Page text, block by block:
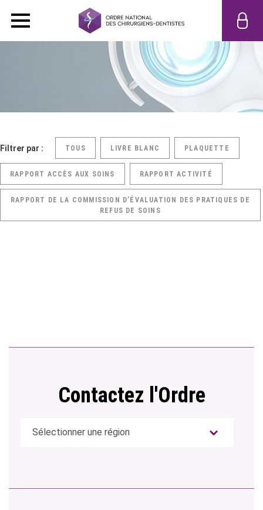
Filtrer par : TOUS LIVRE BLANC PLAQUETTE
RAPPORT ACCÈS AUX SOINS RAPPORT ACTIVITÉ
RAPPORT DE LA COMMISSION D’ÉVALUATION DES PRATIQUES DE
REFUS DE SOINS
Contactez l'Ordre